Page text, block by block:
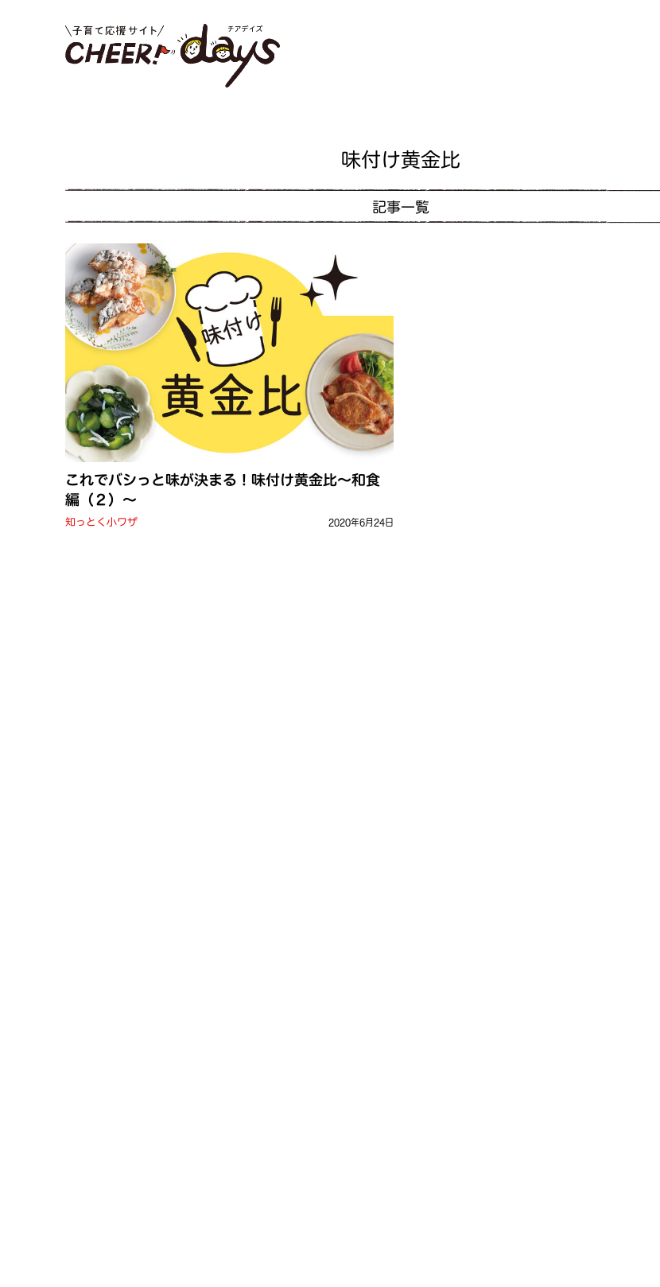
味付け黄金比
記事一覧
これでバシっと味が決まる！味付け黄金比～和食
編（２）～
知っとく小ワザ 2020年6月24日